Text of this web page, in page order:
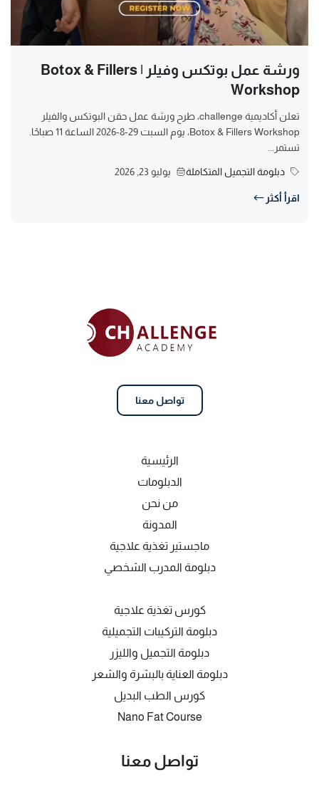
ورشة عمل بوتكس وفيلر | Botox & Fillers
Workshop
تعلن أكاديمية challenge، طرح ورشة عمل حقن البوتكس والفيلر
Botox & Fillers Workshop، يوم السبت 29-8-2026 الساعة 11 صباحًا.
تستمر...
دبلومة التجميل المتكاملة يوليو 23, 2026
اقرأ أكثر
تواصل معنا
الرئيسية
الدبلومات
من نحن
المدونة
ماجستير تغذية علاجية
دبلومة المدرب الشخصي
كورس تغذية علاجية
دبلومة التركيبات التجميلية
دبلومة التجميل والليزر
دبلومة العناية بالبشرة والشعر
كورس الطب البديل
Nano Fat Course
تواصل معنا